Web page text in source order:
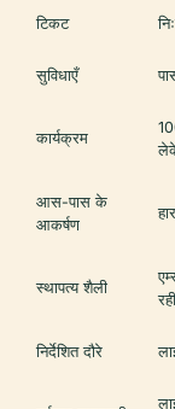
टिकट
सुविधाएँ
कार्यक्रम
आस-पास के
आकर्षण
स्थापत्य शैली
निर्देशित दौरे